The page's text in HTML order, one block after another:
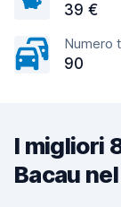
39 €
Numero
90
I migliori
Bacau